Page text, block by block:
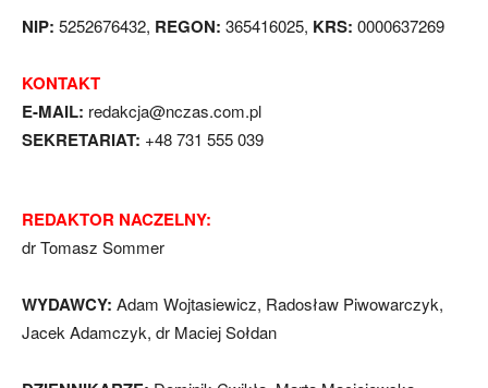
NIP: 5252676432, REGON: 365416025, KRS: 0000637269
KONTAKT
E-MAIL: redakcja@nczas.com.pl
SEKRETARIAT: +48 731 555 039
REDAKTOR NACZELNY:
dr Tomasz Sommer
WYDAWCY: Adam Wojtasiewicz, Radosław Piwowarczyk,
Jacek Adamczyk, dr Maciej Sołdan